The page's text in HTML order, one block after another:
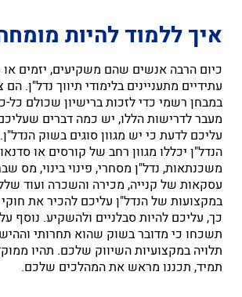
איך ללמוד להיות
כיום הרבה אנשים שהם משקיעים, יזמים או
עתידיים מתעניינים בלימודי תיווך נדל"ן.
במבחן רשמי כדי לזכות ברישיון שכולם
מעבר לדרישות הללו, יש כמה דברים
עליכם לדעת כי יש מגוון סוגים בשוק
הנדל"ן יכללו מגוון רחב של קורסים או
משכנתאות, נדל"ן מסחרי, פינוי בינוי, מס
עסקאות של קנייה, מכירה והשכרה ועוד
במקצועות של הנדל"ן עליכם להכיר את
כך, עליכם להיות סבלניים ולהשקיע. נוסף
תשכחו כי מדובר בשוק שהוא תחרותי
תלויה במקצועיות השיווק שלכם. תהיו
תמיד, תכננו מראש את המהלכים שלכם.